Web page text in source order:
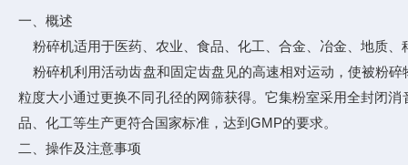
一、概述
粉碎机适用于医药、农业、食品、化工、合金、冶金、地质
粉碎机利用活动齿盘和固定齿盘见的高速相对运动，使被粉
粒度大小通过更换不同孔径的网筛获得。它集粉室采用全封闭
品、化工等生产更符合国家标准，达到GMP的要求。
二、操作及注意事项